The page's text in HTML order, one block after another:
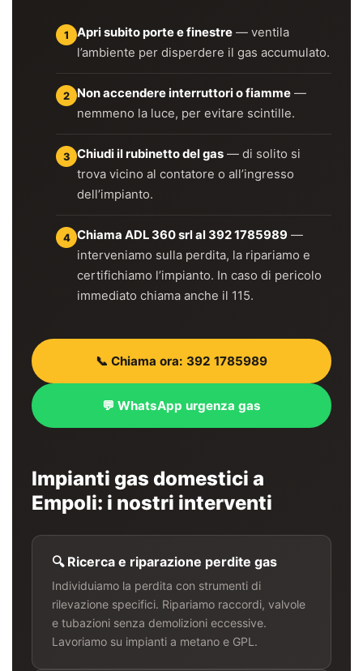
1 Apri subito porte e finestre — ventila
l’ambiente per disperdere il gas accumulato.
2 Non accendere interruttori o fiamme —
nemmeno la luce, per evitare scintille.
3 Chiudi il rubinetto del gas — di solito si
trova vicino al contatore o all’ingresso
dell’impianto.
4 Chiama ADL 360 srl al 392 1785989 —
interveniamo sulla perdita, la ripariamo e
certifichiamo l’impianto. In caso di pericolo
immediato chiama anche il 115.
📞 Chiama ora: 392 1785989
💬 WhatsApp urgenza gas
Impianti gas domestici a
Empoli: i nostri interventi
🔍 Ricerca e riparazione perdite gas
Individuiamo la perdita con strumenti di
rilevazione specifici. Ripariamo raccordi, valvole
e tubazioni senza demolizioni eccessive.
Lavoriamo su impianti a metano e GPL.